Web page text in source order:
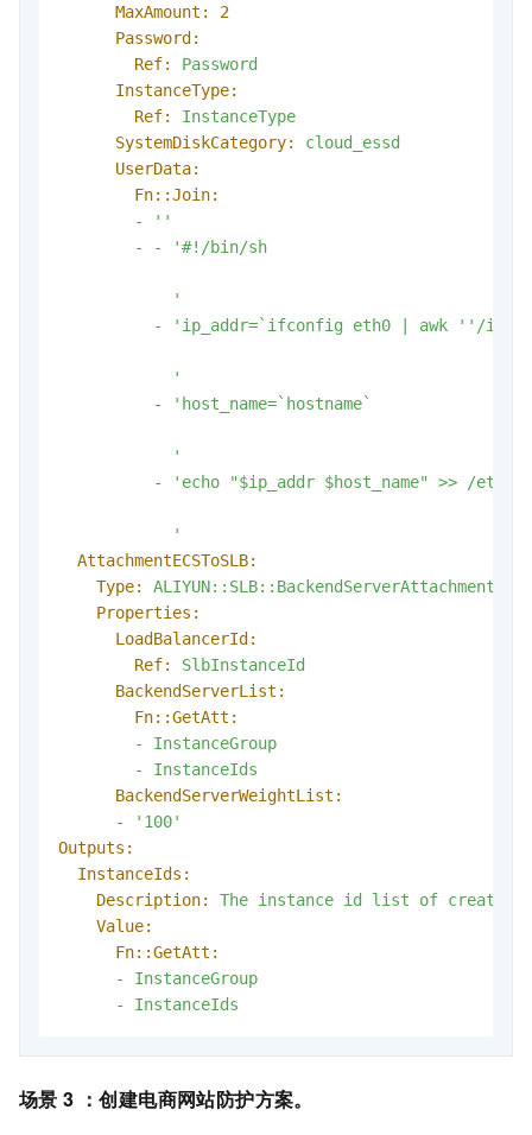
MaxAmount:
2
Password:
Ref:
Password
InstanceType:
Ref:
InstanceType
SystemDiskCategory:
cloud_essd
UserData:
Fn::Join:
-
''
-
- '#!/bin/sh
            '
-
'ip_addr=`ifconfig eth0 | awk ' '/inet
            '
-
'host_name=`hostname`
            '
-
'echo "$ip_addr $host_name" >> /etc/
            '
AttachmentECSToSLB:
Type:
ALIYUN::SLB::BackendServerAttachment
Properties:
LoadBalancerId:
Ref:
SlbInstanceId
BackendServerList:
Fn::GetAtt:
-
InstanceGroup
-
InstanceIds
BackendServerWeightList:
-
'100'
Outputs:
InstanceIds:
Description:
The instance id list of created
Value:
Fn::GetAtt:
-
InstanceGroup
-
InstanceIds
场景 3 ：创建电商网站防护方案。